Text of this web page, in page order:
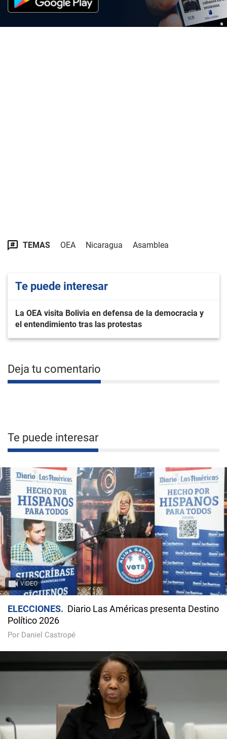
TEMAS OEA Nicaragua Asamblea
Te puede interesar
La OEA visita Bolivia en defensa de la democracia y
el entendimiento tras las protestas
Deja tu comentario
Te puede interesar
VIDEO
ELECCIONES
Diario Las Américas presenta Destino
Político 2026
Por Daniel Castropé